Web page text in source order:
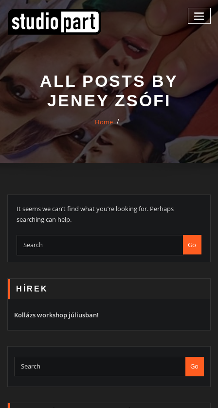
ALL POSTS BY
JENEY ZSÓFI
Home
It seems we can’t find what you’re looking for. Perhaps
searching can help.
Go
HÍREK
Kollázs workshop júliusban!
Go